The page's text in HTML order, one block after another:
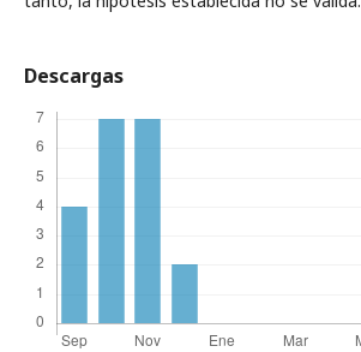
Descargas